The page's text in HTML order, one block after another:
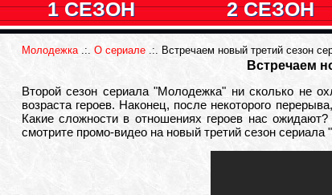
1 СЕЗОН
2 СЕЗОН
Молодежка.:. О сериале.:. Встречаем новый третий сезон
Встречаем
Второй сезон сериала "Молодежка" ни сколько не
возраста героев. Наконец, после некоторого
Какие сложности в отношениях героев нас
смотрите промо-видео на новый третий сезон